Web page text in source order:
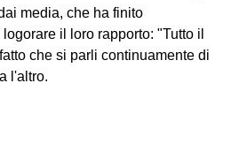
media, che ha finito
il loro rapporto: "Tutto il
che si parli continuamente di
l'altro.